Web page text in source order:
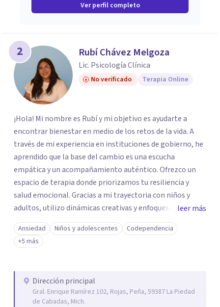
Ver perfil completo
2 Rubí Chávez Melgoza
Lic. Psicología Clínica
No verificado Terapia Online
¡Hola! Mi nombre es Rubí y mi objetivo es ayudarte a
encontrar bienestar en medio de los retos de la vida. A
través de mi experiencia en instituciones de gobierno, he
aprendido que la base del cambio es una escucha
empática y un acompañamiento auténtico. ​Ofrezco un
espacio de terapia donde priorizamos tu resiliencia y
salud emocional. Gracias a mi trayectoria con niños y
adultos, utilizo dinámicas creativas y enfoques adaptados
a tus necesidades específicas. Estoy aquí para escucharte
y brindarte las herramientas necesarias para fortalecer
tu paz mental.
leer más
Ansiedad Niños y adolescentes
Codependencia
+5 más
Dirección principal
Gral. Enrique Ramírez 102, Rojas, Peña, 59387 La Piedad
de Cabadas, Mich.